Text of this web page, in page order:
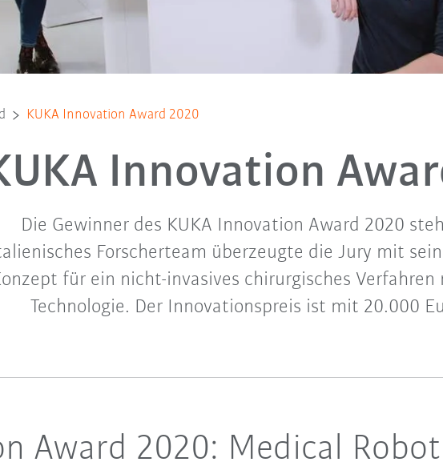
KUKA Innovation Award 2020
Innovation
Die Gewinner des KUKA Innovation Award 2020
Forscherteam überzeugte die Jury mit
für ein nicht-invasives chirurgisches
Technologie. Der Innovationspreis ist mit 20.000
Award 2020: Medical